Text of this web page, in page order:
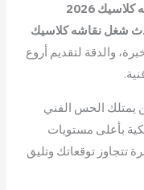
كلاسيك2026
شغل نقاشه كلاسيك
والدقة لتقديم أروع
يمتلك الحس الفني
بأعلى مستويات
تتجاوز توقعاتك وتليق